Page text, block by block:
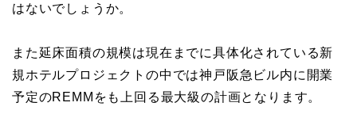
はないでしょうか。
また延床面積の規模は現在までに具体化されている新
規ホテルプロジェクトの中では神戸阪急ビル内に開業
予定のREMMをも上回る最大級の計画となります。